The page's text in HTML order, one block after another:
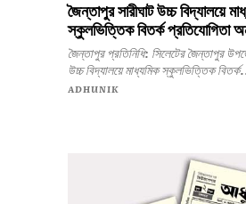
জৈন্তাপুর সারীঘাট উচ্চ বিদ্যালয়ে
স্কুলভিত্তিক বিতর্ক প্রতিযোগিতা
জৈন্তাপুর প্রতিনিধি: সিলেটের জৈন্তাপুর উপজেলার সারীঘাট
উচ্চ বিদ্যালয়ে মাধ্যমিক স্কুলভিত্তিক
ADHUNIK